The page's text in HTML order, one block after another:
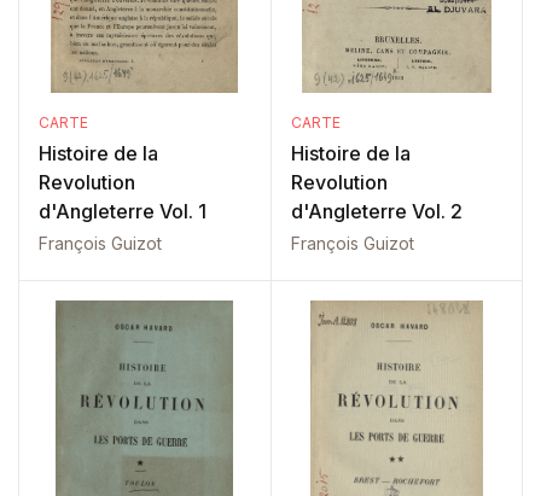
CARTE
Histoire de la
Revolution
d'Angleterre Vol. 1
François Guizot
CARTE
Histoire de la
Revolution
d'Angleterre Vol. 2
François Guizot